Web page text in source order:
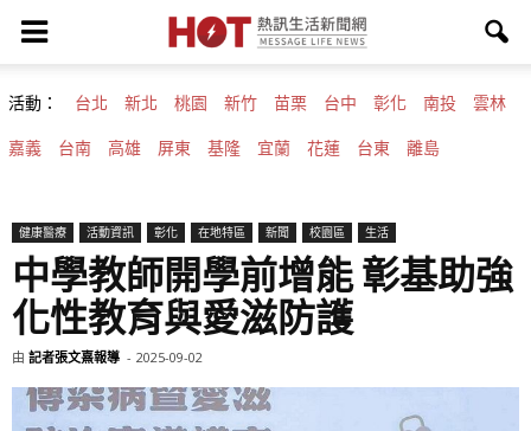
活動： 台北 新北 桃園 新竹 苗栗 台中 彰化 南投 雲林
嘉義 台南 高雄 屏東 基隆 宜蘭 花蓮 台東 離島
健康醫療 活動資訊 彰化 在地特區 新聞 校園區 生活
中學教師開學前增能 彰基助強
化性教育與愛滋防護
由 記者張文熹報導 - 2025-09-02